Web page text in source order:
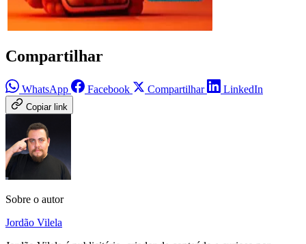
Compartilhar
WhatsApp Facebook Compartilhar LinkedIn
Copiar link
Sobre o autor
Jordão Vilela